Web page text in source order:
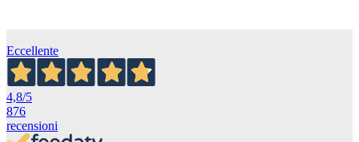
Eccellente
4,8/5
876
recensioni